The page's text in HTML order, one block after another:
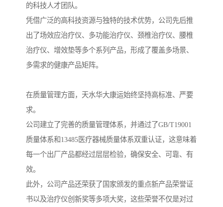
的科技人才团队。
凭借广泛的高科技资源与独特的技术优势，公司先后推
出了场效应治疗仪、多功能治疗仪、颈椎治疗仪、腰椎
治疗仪、增效垫等多个系列产品，形成了覆盖多场景、
多需求的健康产品矩阵。
在质量管理方面，天水华大康运始终坚持高标准、严要
求。
公司建立了完善的质量管理体系，并通过了GB/T19001
质量体系和13485医疗器械质量体系双重认证，这意味着
每一个出厂产品都经过层层检验，确保安全、可靠、有
效。
此外，公司产品还荣获了国家颁发的重点新产品荣誉证
书以及治疗仪创新奖等多项大奖，这些荣誉不仅是对过